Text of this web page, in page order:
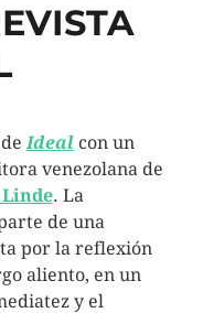
deIdealcon un
venezolana de
. La
de una
por la reflexión
aliento, en un
y el